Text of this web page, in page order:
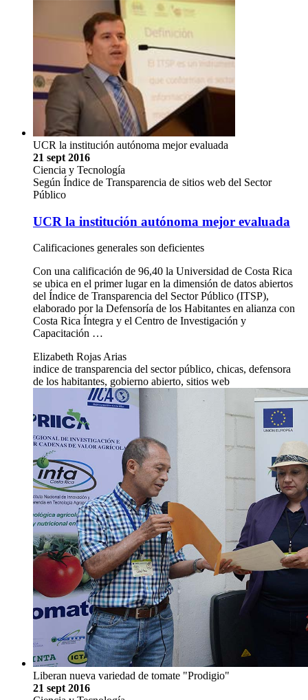
UCR la institución autónoma mejor evaluada
21 sept 2016
Ciencia y Tecnología
Según Índice de Transparencia de sitios web del Sector
Público
UCR la institución autónoma mejor evaluada
Calificaciones generales son deficientes
Con una calificación de 96,40 la Universidad de Costa Rica
se ubica en el primer lugar en la dimensión de datos abiertos
del Índice de Transparencia del Sector Público (ITSP),
elaborado por la Defensoría de los Habitantes en alianza con
Costa Rica Íntegra y el Centro de Investigación y
Capacitación …
Elizabeth Rojas Arias
indice de transparencia del sector público, chicas, defensora
de los habitantes, gobierno abierto, sitios web
Liberan nueva variedad de tomate "Prodigio"
21 sept 2016